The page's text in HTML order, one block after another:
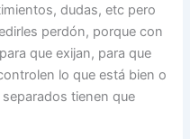
dudas, etc pero
perdón, porque con
que exijan, para que
lo que está bien o
tienen que